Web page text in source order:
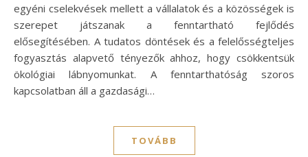
egyéni cselekvések mellett a vállalatok és a közösségek is
szerepet játszanak a fenntartható fejlődés
elősegítésében. A tudatos döntések és a felelősségteljes
fogyasztás alapvető tényezők ahhoz, hogy csökkentsük
ökológiai lábnyomunkat. A fenntarthatóság szoros
kapcsolatban áll a gazdasági…
TOVÁBB